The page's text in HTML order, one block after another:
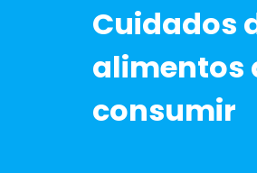
Cuidados
alimentos
consumir